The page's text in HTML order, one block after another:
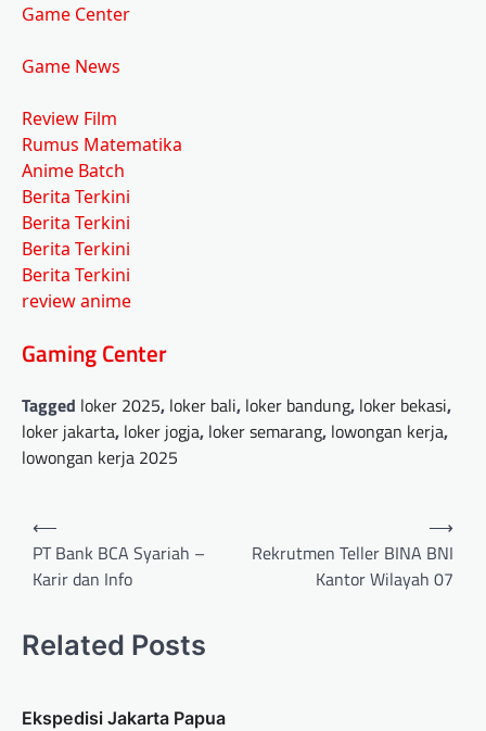
Game Center
Game News
Review Film
Rumus Matematika
Anime Batch
Berita Terkini
Berita Terkini
Berita Terkini
Berita Terkini
review anime
Gaming Center
Tagged loker 2025, loker bali, loker bandung, loker bekasi,
loker jakarta, loker jogja, loker semarang, lowongan kerja,
lowongan kerja 2025
Post
navigation
⟵
PT Bank BCA Syariah –
Karir dan Info
Rekrutmen Teller BINA BNI
Kantor Wilayah 07
⟶
Related Posts
Ekspedisi Jakarta Papua